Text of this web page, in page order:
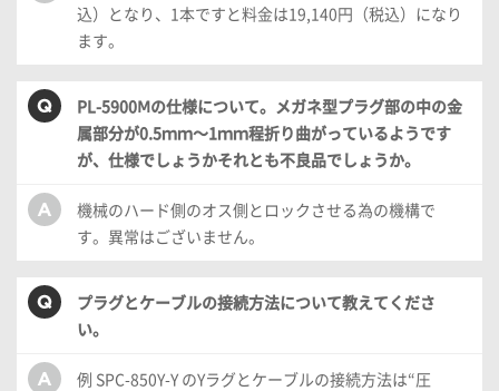
込）となり、1本ですと料金は19,140円（税込）になり
ます。
PL-5900Ⅿの仕様について。メガネ型プラグ部の中の金
属部分が0.5ｍｍ～1ｍｍ程折り曲がっているようです
が、仕様でしょうかそれとも不良品でしょうか。
機械のハード側のオス側とロックさせる為の機構で
す。異常はございません。
プラグとケーブルの接続方法について教えてくださ
い。
例 SPC-850Y-Y のYラグとケーブルの接続方法は“圧